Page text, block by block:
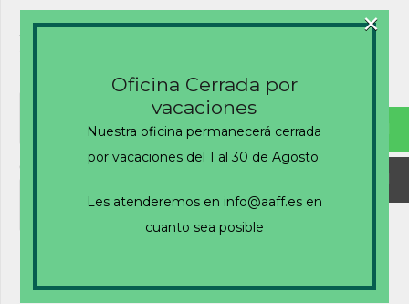
Acceso de usuarios
Nombre de usuario o correo electrónico
Contraseña
Oficina Cerrada por
vacaciones
Nuestra oficina permanecerá cerrada
por vacaciones del 1 al 30 de Agosto.
Les atenderemos en info@aaff.es en
cuanto sea posible
×